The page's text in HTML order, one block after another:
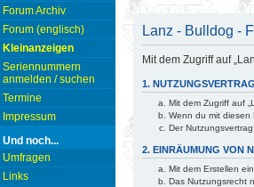
Forum Archiv
Forum (englisch)
Kleinanzeigen
Seriennummern
anmelden / suchen
Termine
Impressum
Und noch...
Umfragen
Links
Lanz - Bulldog -
Mit dem Zugriff auf
1. NUTZUNGSVERTRAG
Mit dem Zugriff auf
Wenn du mit diesen
Der
2. EINRÄUMUNG VON
Mit dem Erstellen
Das Nutzungsrecht